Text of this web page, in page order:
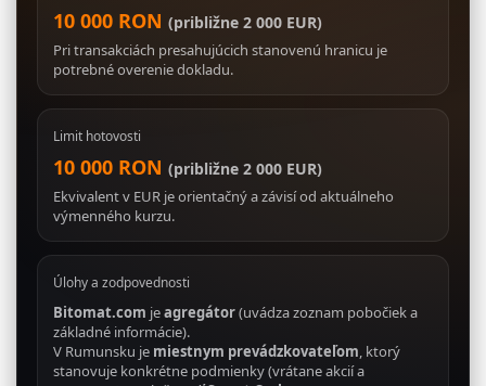
10 000 RON (približne 2 000 EUR)
Pri transakciách presahujúcich stanovenú hranicu je
potrebné overenie dokladu.
Limit hotovosti
10 000 RON (približne 2 000 EUR)
Ekvivalent v EUR je orientačný a závisí od aktuálneho
výmenného kurzu.
Úlohy a zodpovednosti
Bitomat.com jeagregátor(uvádza zoznam pobočiek a
základné informácie).
V Rumunsku je miestnym prevádzkovateľom, ktorý
stanovuje konkrétne podmienky (vrátane akcií a